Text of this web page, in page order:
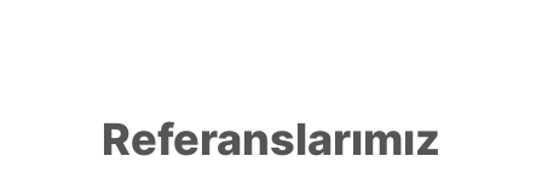
Referanslarımız